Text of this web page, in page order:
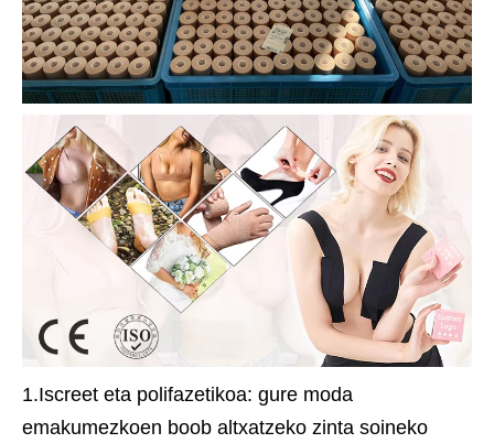
1.Iscreet eta polifazetikoa: gure moda
emakumezkoen boob altxatzeko zinta soineko